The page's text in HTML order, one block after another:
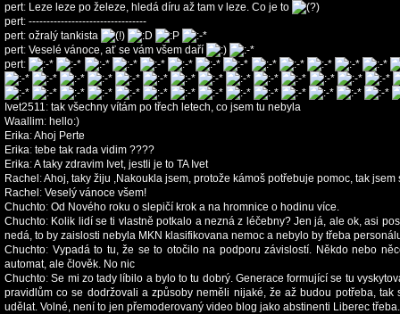
pert: Leze leze po železe, hledá díru až tam v leze. Co je to
pert: ---------------------------------
pert: ožralý tankista
pert: Veselé vánoce, ať se vám všem daří
pert:
Ivet2511: tak všechny vítám po třech letech, co jsem tu nebyla
Waallim: hello:)
Erika:Ahoj Perte
Erika: tebe tak rada vidim ????
Erika:A taky zdravim Ivet, jestli je to TA Ivet
Rachel :Ahoj, taky žiju ,Nakoukla jsem, protože kámoš potřebuje pomoc, tak
Rachel : Veselý vánoce všem!
Chuchto: Od Nového roku o slepičí krok a na hromnice o hodinu více.
Chuchto: Kolik lidí se ti vlastně potkalo a nezná z léčebny? Jen já, ale ok, asi
nedá, to by zaislosti nebyla MKN klasifikovana nemoc a nebylo by třeba
Chuchto: Vypadá to tu, že se to otočilo na podporu závislostí. Někdo nebo
automat, ale člověk. No nic
Chuchto:Se mi zo tady líbilo a bylo to tu dobrý. Generace formující se tu
pravidlům co se dodržovali a způsoby neměli nijaké, že až budou potřeba,
udělat. Volné, není to jen přemoderovaný video blog jako abstinenti Liberec